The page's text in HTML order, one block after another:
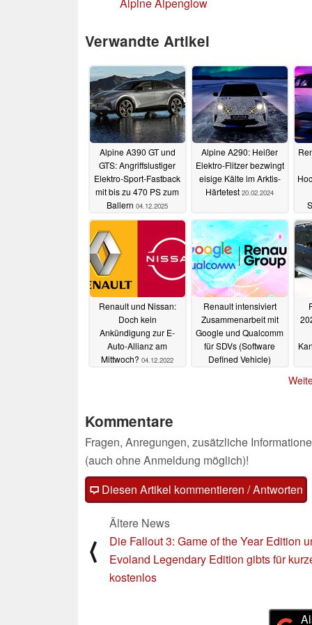
Alpine Alpenglow
Verwandte Artikel
Alpine A390 GT und
GTS: Angriffslustiger
Elektro-Sport-Fastback
mit bis zu 470 PS zum
Ballern 04.12.2025
Alpine A290: Heißer
Elektro-Flitzer bezwingt
eisige Kälte im Arktis-
Härtetest 20.02.2024
Renault und Nissan:
Doch kein
Ankündigung zur E-
Auto-Allianz am
Mittwoch? 04.12.2022
Renault intensiviert
Zusammenarbeit mit
Google und Qualcomm
für SDVs (Software
Defined Vehicle)
Kommentare
Fragen, Anregungen, zusätzliche
(auch ohne Anmeldung möglich)!
Diesen Artikel kommentieren / Antworten
⟨
Ältere News
Die Fallout 3: Game of the Year Edition
Evoland Legendary Edition gibts für
kostenlos